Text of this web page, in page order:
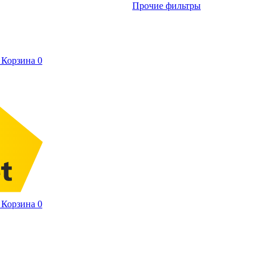
Прочие фильтры
Корзина 0
Корзина 0